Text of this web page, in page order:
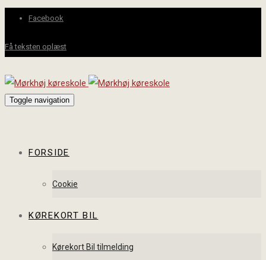
Facebook
Få teksten oplæst
Toggle navigation
FORSIDE
Cookie
KØREKORT BIL
Kørekort Bil tilmelding